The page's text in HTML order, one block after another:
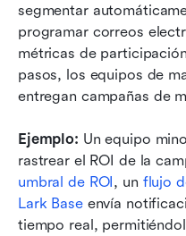
segmentar
programar correos
métricas de
pasos, los equipos de
entregan campañas de
Ejemplo: Un equipo
umbral de ROI, un flujo
Lark Base envía
tiempo real,